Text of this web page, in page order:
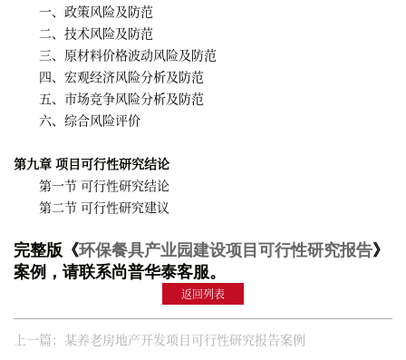
一、政策风险及防范
二、技术风险及防范
三、原材料价格波动风险及防范
四、宏观经济风险分析及防范
五、市场竞争风险分析及防范
六、综合风险评价
第九章 项目可行性研究结论
第一节 可行性研究结论
第二节 可行性研究建议
完整版《环保餐具产业园建设项目可行性研究报告》
案例，请联系尚普华泰客服。
返回列表
上一篇：某养老房地产开发项目可行性研究报告案例